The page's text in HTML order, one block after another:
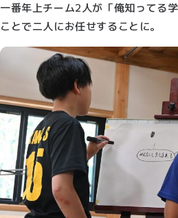
一番年上チーム2人が「俺知ってる
ことで二人にお任せすることに。